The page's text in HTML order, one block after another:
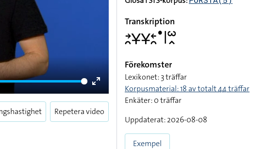
Enter
fullscreen
Repetera video
Transkription
􌥔􌥘􌥃􌥃􌥓􌥘􌤟􌥼􌥱􌥿
Förekomster
Lexikonet: 3 träffar
Korpusmaterial: 18 av totalt 44 träffar
Enkäter: 0 träffar
Uppdaterat: 2026-08-08
Exempel